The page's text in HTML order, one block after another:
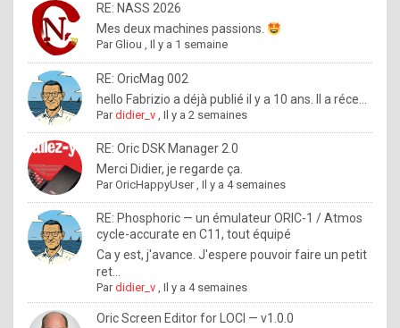
b
y
o
l
e
x
.
I
f
y
o
RE: NASS 2026
Mes deux machines passions.
ParGliou ,Il y a 1 semaine
RE: OricMag 002
hello Fabrizio a déjà publié il y a 10 ans. Il a réce...
Pardidier_v ,Il y a 2 semaines
RE: Oric DSK Manager 2.0
Merci Didier, je regarde ça.
ParOricHappyUser,Il y a 4 semaines
RE: Phosphoric — un émulateur ORIC-1 / Atmos
cycle-accurate en C11, tout équipé
Ca y est, j'avance. J'espere pouvoir faire un petit
ret...
Pardidier_v ,Il y a 4 semaines
Oric Screen Editor for LOCI — v1.0.0